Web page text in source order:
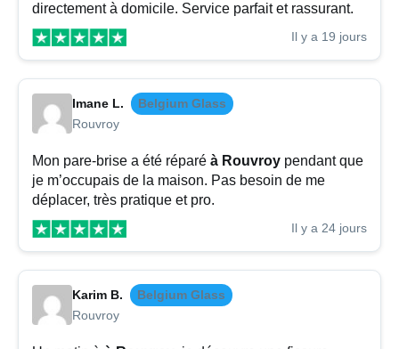
directement à domicile. Service parfait et rassurant.
Il y a 19 jours
Imane L.
Belgium Glass
Rouvroy
Mon pare-brise a été réparé à Rouvroy pendant que
je m’occupais de la maison. Pas besoin de me
déplacer, très pratique et pro.
Il y a 24 jours
Karim B.
Belgium Glass
Rouvroy